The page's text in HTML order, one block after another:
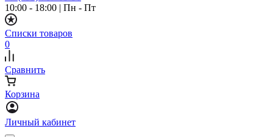
10:00 - 18:00 | Пн - Пт
Списки товаров
0
Сравнить
Корзина
Личный кабинет